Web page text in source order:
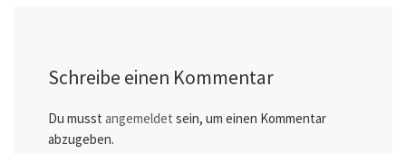
Schreibe einen Kommentar
Du musst angemeldet sein, um einen Kommentar
abzugeben.